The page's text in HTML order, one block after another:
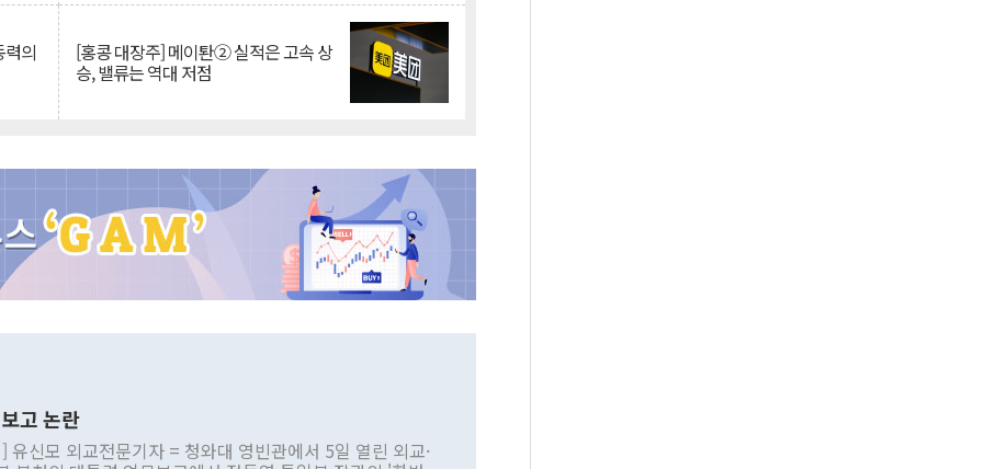
의 [홍콩 대장주] 메이퇀② 실적은 고속 상
승, 밸류는 역대 저점
고 논란
유신모 외교전문기자 = 청와대 영빈관에서 5일 열린 외교·